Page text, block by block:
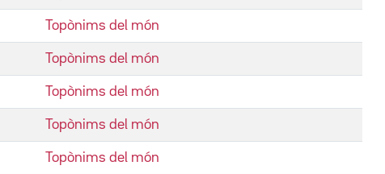
Topònims del món
Topònims del món
Topònims del món
Topònims del món
Topònims del món